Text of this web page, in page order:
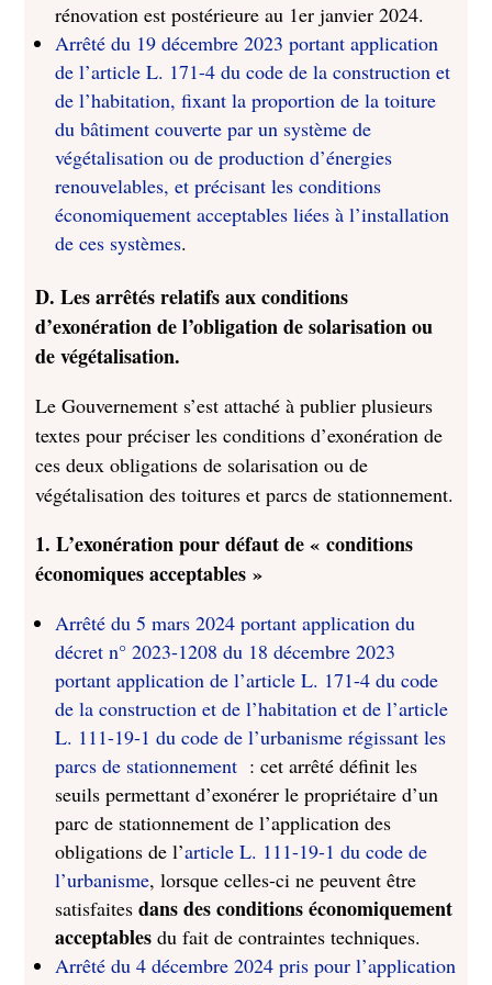
rénovation est postérieure au 1er janvier 2024.
Arrêté du 19 décembre 2023 portant application
de l’article L. 171-4 du code de la construction et
de l’habitation, fixant la proportion de la toiture
du bâtiment couverte par un système de
végétalisation ou de production d’énergies
renouvelables, et précisant les conditions
économiquement acceptables liées à l’installation
de ces systèmes.
D. Les arrêtés relatifs aux conditions
d’exonération de l’obligation de solarisation ou
de végétalisation.
Le Gouvernement s’est attaché à publier plusieurs
textes pour préciser les conditions d’exonération de
ces deux obligations de solarisation ou de
végétalisation des toitures et parcs de stationnement.
1. L’exonération pour défaut de « conditions
économiques acceptables »
Arrêté du 5 mars 2024 portant application du
décret n° 2023-1208 du 18 décembre 2023
portant application de l’article L. 171-4 du code
de la construction et de l’habitation et de l’article
L. 111-19-1 du code de l’urbanisme régissant les
parcs de stationnement : cet arrêté définit les
seuils permettant d’exonérer le propriétaire d’un
parc de stationnement de l’application des
obligations de l’article L. 111-19-1 du code de
l’urbanisme, lorsque celles-ci ne peuvent être
satisfaitesdans des conditions économiquement
acceptables du fait de contraintes techniques.
Arrêté du 4 décembre 2024 pris pour l’application